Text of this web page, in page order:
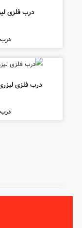
درب فلزی
درب فلزی لیزری